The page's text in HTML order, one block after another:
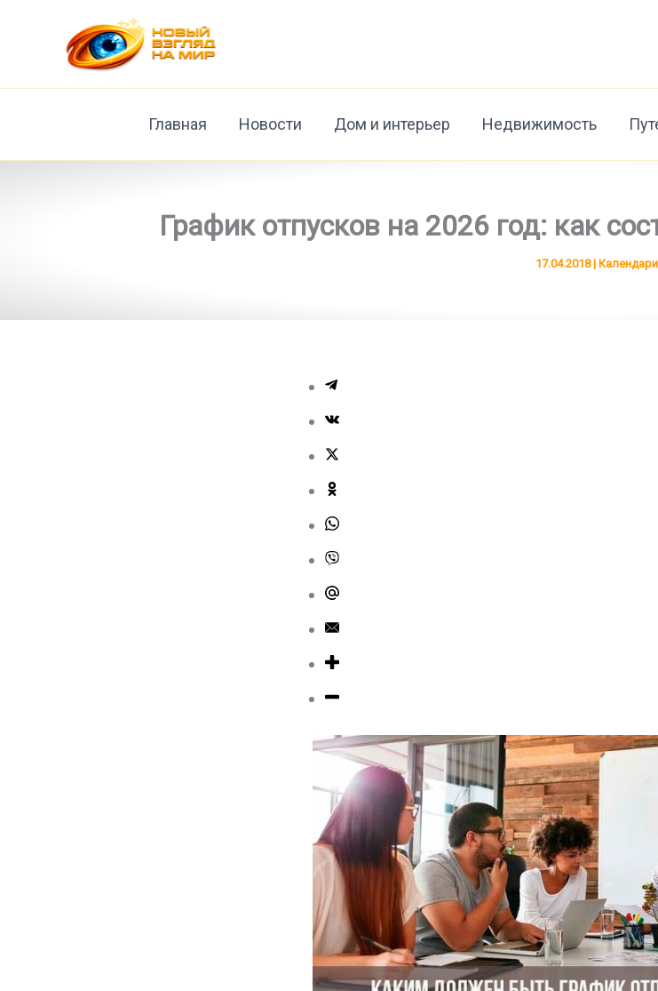
содержимому
Главная Новости Дом и интерьер Недвижимость
График отпусков на 2026 год: как
17.04.2018| Календари